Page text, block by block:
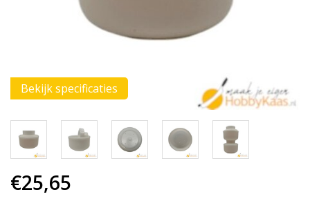
Bekijk specificaties
€25,65